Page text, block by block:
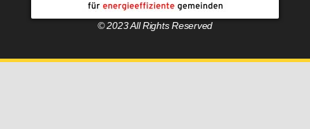
© 2023 All Rights Reserved